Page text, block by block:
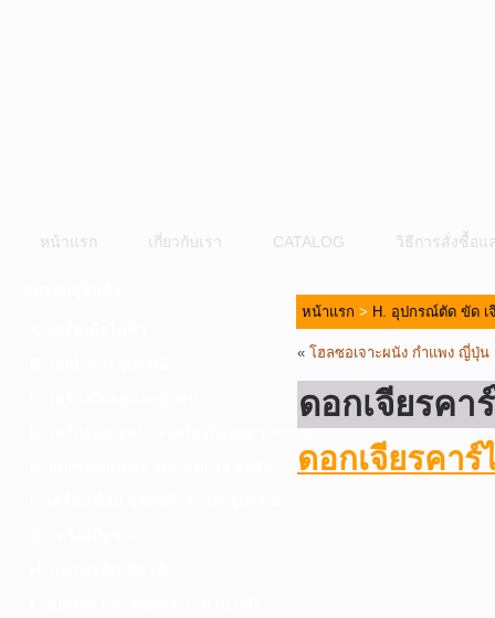
หน้าแรก เกี่ยวกับเรา CATALOG วิธีการสั่งซื้อแ
D. เครื่องมือก่อสร้าง-เครื่องมืออุตสาหกรรม
หน้าแรก > H. อุปกรณ์ตัด ขัด เ
« โฮลซอเจาะผนัง กำแพง ญี่ปุ่น
ดอกเจียรคา
ดอกเจียรคาร์